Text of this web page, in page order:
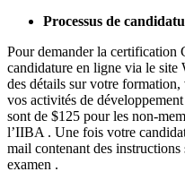
Processus de
Pour demander la certification
candidature en ligne via le
des détails sur votre
vos activités de
sont de $125 pour les non-
l’IIBA . Une fois votre
mail contenant des
examen .